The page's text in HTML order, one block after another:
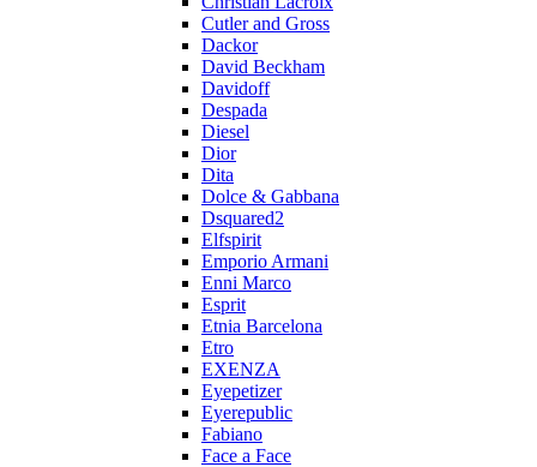
Cutler and Gross
Dackor
David Beckham
Davidoff
Despada
Diesel
Dior
Dita
Dolce & Gabbana
Dsquared2
Elfspirit
Emporio Armani
Enni Marco
Esprit
Etnia Barcelona
Etro
EXENZA
Eyepetizer
Eyerepublic
Fabiano
Face a Face